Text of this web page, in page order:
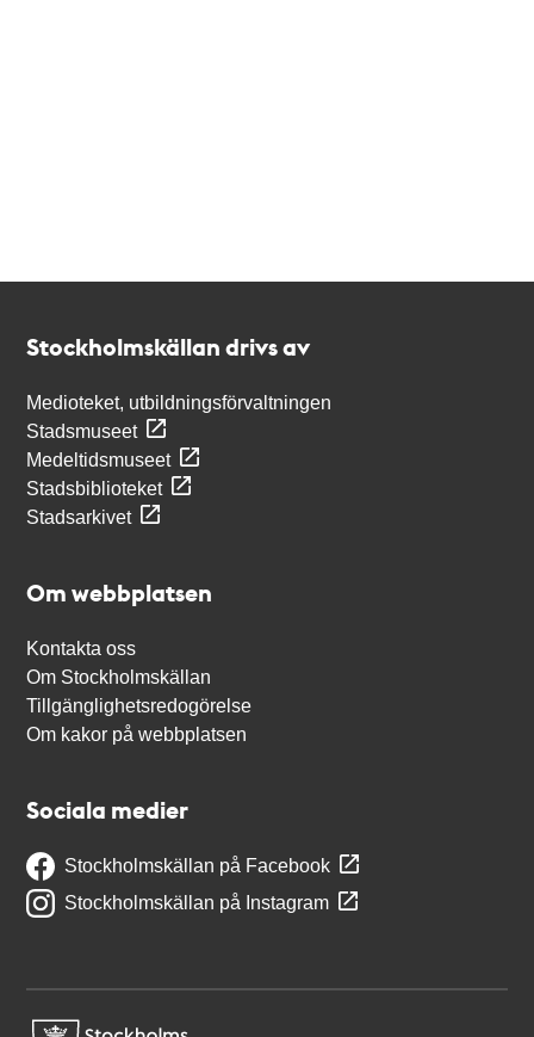
Stockholmskällan drivs av
Medioteket, utbildningsförvaltningen
Stadsmuseet
Medeltidsmuseet
Stadsbiblioteket
Stadsarkivet
Om webbplatsen
Kontakta oss
Om Stockholmskällan
Tillgänglighetsredogörelse
Om kakor på webbplatsen
Sociala medier
Stockholmskällan på Facebook
Stockholmskällan på Instagram